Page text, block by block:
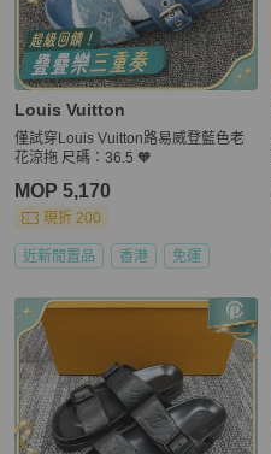
Louis Vuitton
僅試穿Louis Vuitton路易威登藍色老
花涼拖 尺碼：36.5 🧡
MOP 5,170
現折 200
近新閒置品 香港 免運